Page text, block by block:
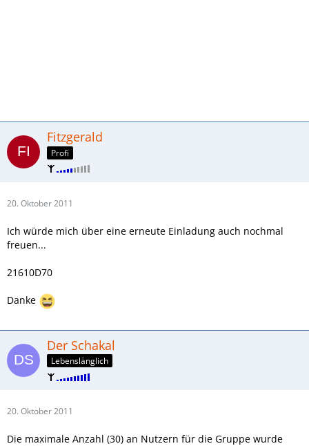
Fitzgerald
Profi
20. Oktober 2011
Ich würde mich über eine erneute Einladung auch nochmal
freuen...
21610D70
Danke
Der Schakal
Lebenslänglich
20. Oktober 2011
Die maximale Anzahl (30) an Nutzern für die Gruppe wurde